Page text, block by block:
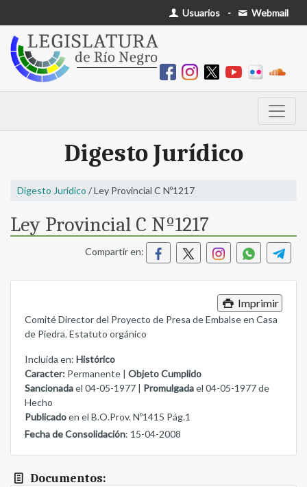
Usuarios - Webmail
Digesto Jurídico
Digesto Jurídico / Ley Provincial C Nº1217
Ley Provincial C Nº1217
Compartir en:
Imprimir
Comité Director del Proyecto de Presa de Embalse en Casa
de Piedra. Estatuto orgánico
Incluida en: Histórico
Caracter: Permanente | Objeto Cumplido
Sancionadael 04-05-1977 | Promulgadael 04-05-1977 de
Hecho
Publicadoen el B.O.Prov. Nº1415 Pág.1
Fecha de Consolidación: 15-04-2008
Documentos: